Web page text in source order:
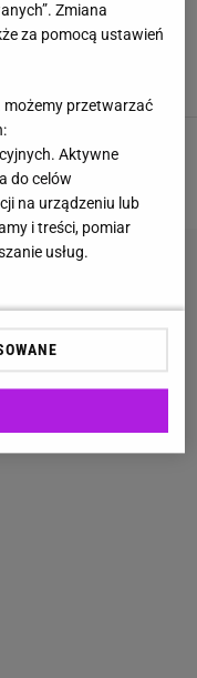
to żyła złota.
na Górniak i
NASTĘPNA
Zmiana
za pomocą ustawień
możemy przetwarzać
Aktywne
do celów
na urządzeniu lub
i treści, pomiar
usług.